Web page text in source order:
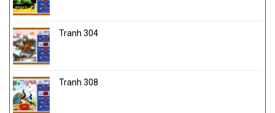
Tranh 304
Tranh 308